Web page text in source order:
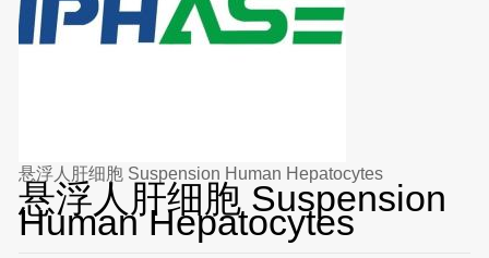
悬浮人肝细胞 Suspension Human Hepatocytes
悬浮人肝细胞 Suspension
Human Hepatocytes